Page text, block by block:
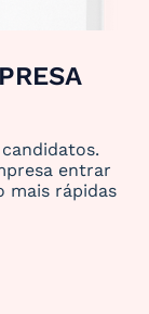
entrar
mais rápidas